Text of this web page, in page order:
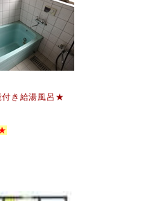
付き給湯風呂★